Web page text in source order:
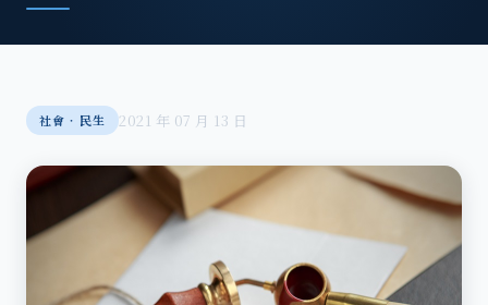
社會‧民生 2021 年 07 月 13 日